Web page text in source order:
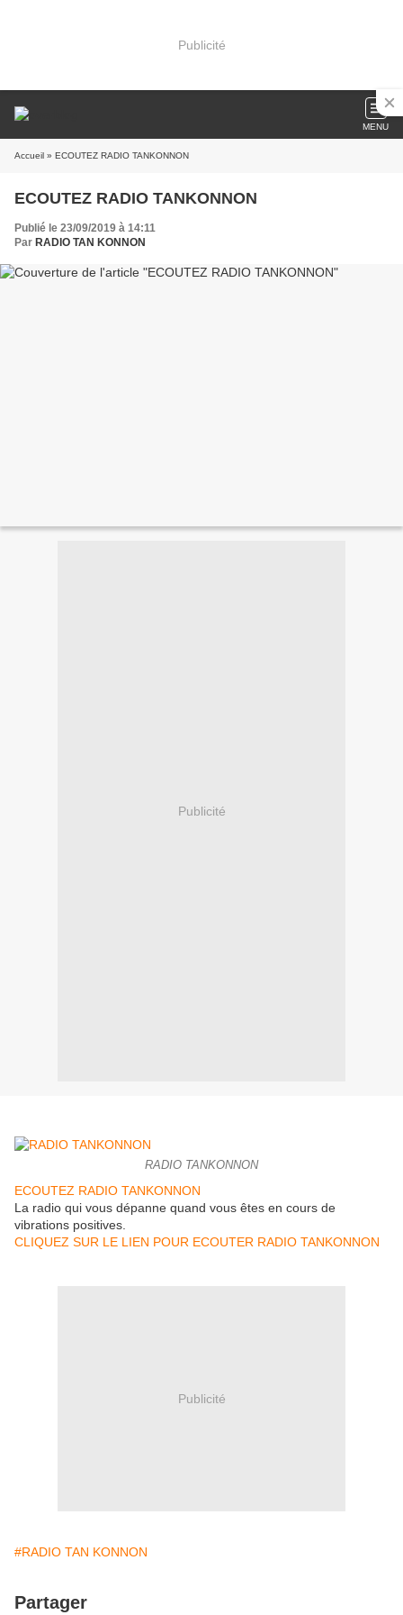
Publicité
MENU
Accueil » ECOUTEZ RADIO TANKONNON
ECOUTEZ RADIO TANKONNON
Publié le 23/09/2019 à 14:11
Par RADIO TAN KONNON
Publicité
RADIO TANKONNON
ECOUTEZ RADIO TANKONNON
La radio qui vous dépanne quand vous êtes en cours de
vibrations positives.
CLIQUEZ SUR LE LIEN POUR ECOUTER RADIO TANKONNON
Publicité
#RADIO TAN KONNON
Partager